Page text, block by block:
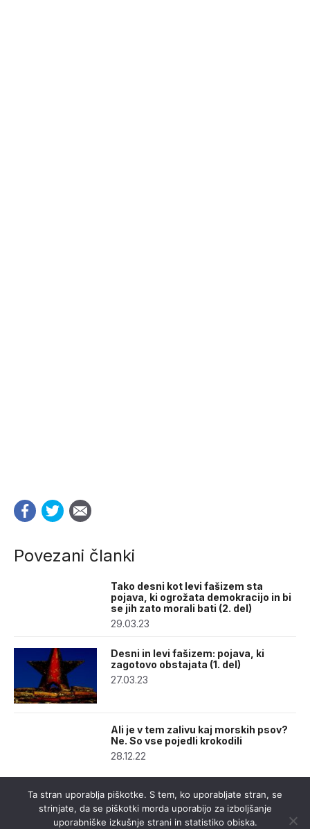
Povezani članki
Tako desni kot levi fašizem sta
pojava, ki ogrožata demokracijo in bi
se jih zato morali bati (2. del)
29.03.23
Desni in levi fašizem: pojava, ki
zagotovo obstajata (1. del)
27.03.23
Ali je v tem zalivu kaj morskih psov?
Ne. So vse pojedli krokodili
28.12.22
Ta stran uporablja piškotke. S tem, ko uporabljate stran, se
strinjate, da se piškotki morda uporabijo za izboljšanje
uporabniške izkušnje strani in statistiko obiska.